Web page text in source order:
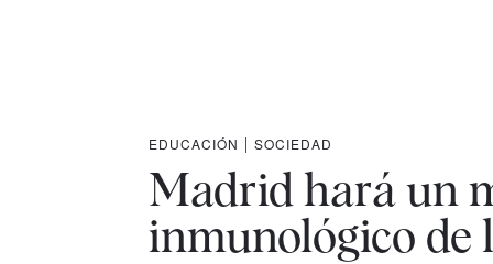
EDUCACIÓN | SOCIEDAD
Madrid hará un
inmunológico de